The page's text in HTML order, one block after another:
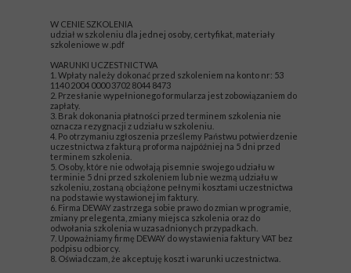
W CENIE SZKOLENIA
udział w szkoleniu dla jednej osoby, certyfikat, materiały
szkoleniowe w .pdf
WARUNKI UCZESTNICTWA
1. Wpłaty należy dokonać przed szkoleniem na konto nr: 53
1140 2004 0000 3702 8044 8473
2. Przesłanie wypełnionego formularza jest zobowiązaniem do
zapłaty.
3. Brak dokonania płatności przed terminem szkolenia nie
oznacza rezygnacji z udziału w szkoleniu.
4. Po otrzymaniu zgłoszenia prześlemy Państwu potwierdzenie
uczestnictwa z fakturą proforma najpóźniej na 5 dni przed
terminem szkolenia.
5. Osoby, które nie odwołają pisemnie swojego udziału w
terminie 5 dni przed szkoleniem lub nie wezmą udziału w
szkoleniu, zostaną obciążone pełnymi kosztami uczestnictwa
na podstawie wystawionej im faktury.
6. Firma DEWAY zastrzega sobie prawo do zmian w programie,
zmiany prelegenta, zmiany miejsca szkolenia oraz do
odwołania szkolenia w uzasadnionych przypadkach.
7. Upoważniamy firmę DEWAY do wystawienia faktury VAT bez
podpisu odbiorcy.
8. Oświadczam, że akceptuję koszt i warunki uczestnictwa.